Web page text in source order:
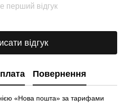
перший відгук
відгук
Повернення
«Нова пошта» зa тарифами